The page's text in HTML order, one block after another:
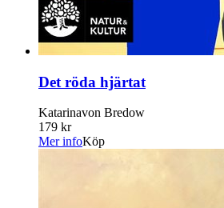
Det röda hjärtat
Katarinavon Bredow
179 kr
Mer infoKöp